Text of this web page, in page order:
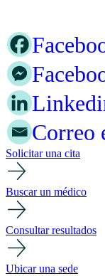
Correo
Solicitar una cita
Buscar un médico
Consultar resultados
Ubicar una sede